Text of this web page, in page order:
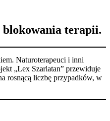
blokowania terapii.
Naturoterapeuci i inni
„Lex Szarlatan” przewiduje
rosnącą liczbę przypadków, w